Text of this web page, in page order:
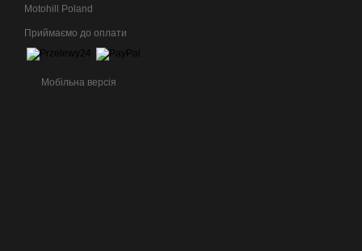
Motohill Poland
Приймаємо до оплати
Мобільна версія